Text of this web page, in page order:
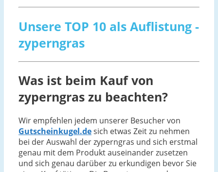
Unsere TOP 10 als Auflistung -
zyperngras
Was ist beim Kauf von
zyperngras zu beachten?
Wir empfehlen jedem unserer Besucher von
Gutscheinkugel.desich etwas Zeit zu nehmen
bei der Auswahl der zyperngras und sich erstmal
genau mit dem Produkt auseinander zusetzen
und sich genau darüber zu erkundigen bevor Sie